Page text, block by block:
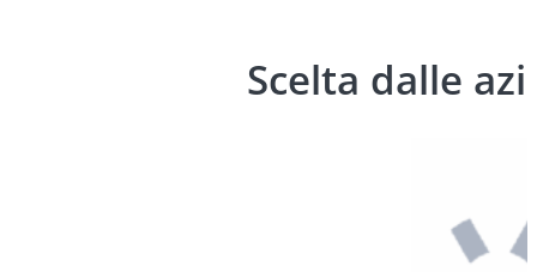
Scelta dalle